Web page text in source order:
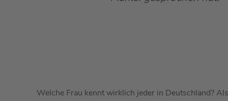
Welche Frau kennt wirklich jeder in Deutschland?